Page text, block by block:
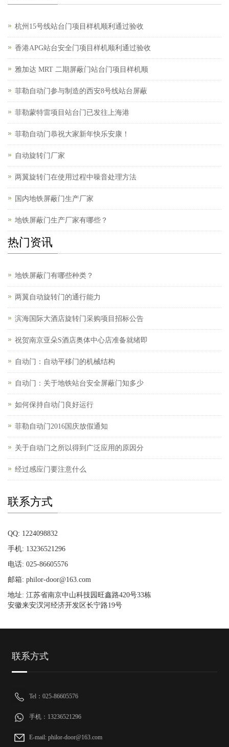
杭州15号线站台门项目样机顺利通过验收
香港APG站台安全门项目样机顺利通过验收
雅加达 MRT 二期屏蔽门站台门项目样机顺
菲勒自动门参与制造的西安8号线站台屏蔽
菲勒蒙特雷项目站台门已发往上海港
菲勒自动门恭祝大家新年快乐安康！
自动旋转门厂家
两翼旋转门在使用过程中噪音处理方法
国内地铁屏蔽门生产厂家
地铁屏蔽门生产厂家有哪些？
热门资讯
地铁屏蔽门有哪些种类？
两翼自动旋转门的通行能力
滨海国际大酒店旋转门采购项目招标公告
祝贺南京亚朵S酒店奥体中心店准备就绪即
自动门：自动平移门的机械结构
自动门：关于地铁站台安全屏蔽门知多少
如何保持自动门良好运行
菲勒自动门2016国庆放假通知
关于自动门之所以得到广泛应用的原因分
经过感应门要注意什么
联系方式
QQ: 1224098832
手机: 13236521296
电话: 025-86605576
邮箱: philor-door@163.com
地址: 江苏省南京中山科技园旺鑫路420号33栋
安徽来安汊河经济开发区长宁路19号
联系方式
Tel：025-86605576
手机：13236521296
E-mail: philor-door@163.com